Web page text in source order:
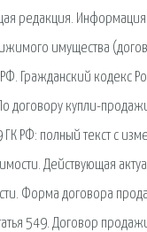
редакция.
имущества
Гражданский кодекс
договору купли-
РФ: полный текст с
Действующая
Форма договора
549. Договор